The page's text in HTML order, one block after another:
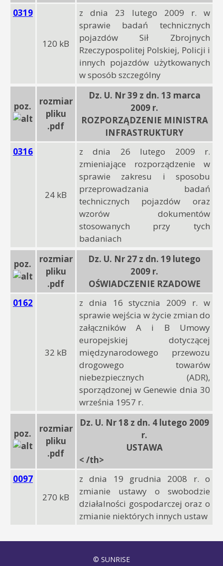
0319
120 kB
z dnia 23 lutego 2009 r. w
sprawie badań technicznych
pojazdów Sił Zbrojnych
Rzeczypospolitej Polskiej, Policji i
innych pojazdów użytkowanych
w sposób szczególny
poz.
rozmiar
pliku
.pdf
Dz. U. Nr 39 z dn. 13 marca
2009 r.
ROZPORZĄDZENIE MINISTRA
INFRASTRUKTURY
0316
24 kB
z dnia 26 lutego 2009 r.
zmieniające rozporządzenie w
sprawie zakresu i sposobu
przeprowadzania badań
technicznych pojazdów oraz
wzorów dokumentów
stosowanych przy tych
badaniach
poz.
rozmiar
pliku
.pdf
Dz. U. Nr 27 z dn. 19 lutego
2009 r.
OŚWIADCZENIE RZADOWE
0162
32 kB
z dnia 16 stycznia 2009 r. w
sprawie wejścia w życie zmian do
załączników A i B Umowy
europejskiej dotyczącej
międzynarodowego przewozu
drogowego towarów
niebezpiecznych (ADR),
sporządzonej w Genewie dnia 30
września 1957 r.
poz.
rozmiar
pliku
.pdf
Dz. U. Nr 18 z dn. 4 lutego 2009
r.
USTAWA
< /th>
0097
270 kB
z dnia 19 grudnia 2008 r. o
zmianie ustawy o swobodzie
działalności gospodarczej oraz o
zmianie niektórych innych ustaw
© SUNRISE